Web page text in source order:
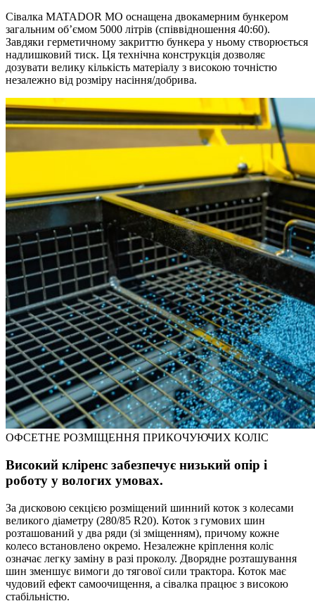
Сівалка MATADOR MO оснащена двокамерним бункером
загальним об’ємом 5000 літрів (співвідношення 40:60).
Завдяки герметичному закриттю бункера у ньому створюється
надлишковий тиск. Ця технічна конструкція дозволяє
дозувати велику кількість матеріалу з високою точністю
незалежно від розміру насіння/добрива.
ОФСЕТНЕ РОЗМІЩЕННЯ ПРИКОЧУЮЧИХ КОЛІС
Високий кліренс забезпечує низький опір і
роботу у вологих умовах.
За дисковою секцією розміщений шинний коток з колесами
великого діаметру (280/85 R20). Коток з гумових шин
розташований у два ряди (зі зміщенням), причому кожне
колесо встановлено окремо. Незалежне кріплення коліс
означає легку заміну в разі проколу. Дворядне розташування
шин зменшує вимоги до тягової сили трактора. Коток має
чудовий ефект самоочищення, а сівалка працює з високою
стабільністю.